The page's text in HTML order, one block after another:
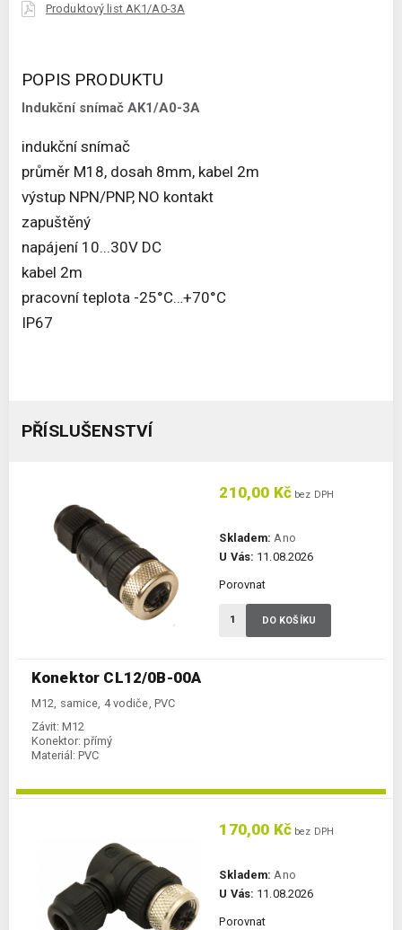
Produktový list AK1/A0-3A
POPIS PRODUKTU
Indukční snímač AK1/A0-3A
indukční snímač
průměr M18, dosah 8mm, kabel 2m
výstup NPN/PNP, NO kontakt
zapuštěný
napájení 10...30V DC
kabel 2m
pracovní teplota -25°C…+70°C
IP67
PŘÍSLUŠENSTVÍ
Konektor CL12/0B-00A
M12, samice, 4 vodiče, PVC
Závit: M12
Konektor: přímý
Materiál: PVC
210,00 Kč bez DPH
Skladem: Ano
U Vás: 11.08.2026
Porovnat
DO KOŠÍKU
170,00 Kč bez DPH
Skladem: Ano
U Vás: 11.08.2026
Porovnat